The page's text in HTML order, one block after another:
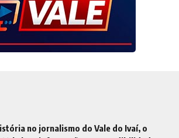
no jornalismo do Vale do Ivaí, o